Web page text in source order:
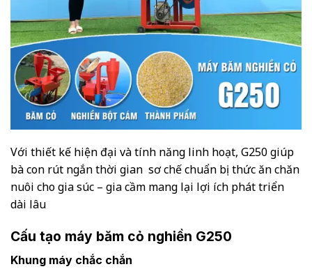
Với thiết kế hiện đại và tính năng linh hoạt, G250 giúp
bà con rút ngắn thời gian sơ chế chuẩn bị thức ăn chăn
nuôi cho gia súc – gia cầm mang lại lợi ích phát triển
dài lâu
Cấu tạo máy băm cỏ nghiền G250
Khung máy chắc chắn